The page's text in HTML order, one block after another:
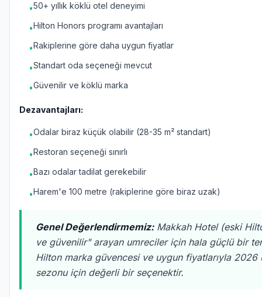
•50+ yıllık köklü otel deneyimi
•Hilton Honors programı avantajları
•Rakiplerine göre daha uygun fiyatlar
•Standart oda seçeneği mevcut
•Güvenilir ve köklü marka
Dezavantajları:
•Odalar biraz küçük olabilir (28-35 m² standart)
•Restoran seçeneği sınırlı
•Bazı odalar tadilat gerekebilir
•Harem'e 100 metre (rakiplerine göre biraz uzak)
Genel Değerlendirmemiz:Makkah Hotel (eski
ve güvenilir" arayan umreciler için hala güçlü bir
Hilton marka güvencesi ve uygun fiyatlarıyla 2026
sezonu için değerli bir seçenektir.